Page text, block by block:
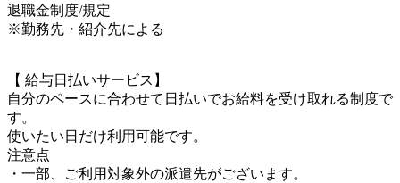
退職金制度/規定
※勤務先・紹介先による
【 給与日払いサービス】
自分のペースに合わせて日払いでお給料を受け取れる制度で
す。
使いたい日だけ利用可能です。
注意点
・一部、ご利用対象外の派遣先がございます。